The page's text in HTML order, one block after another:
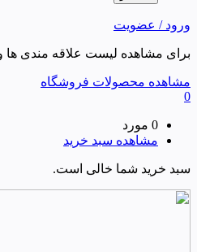
ورود / عضویت
برای مشاهده لیست علاقه مندی ها
مشاهده محصولات فروشگاه
0
0 مورد
مشاهده سبد خرید
سبد خرید شما خالی است.